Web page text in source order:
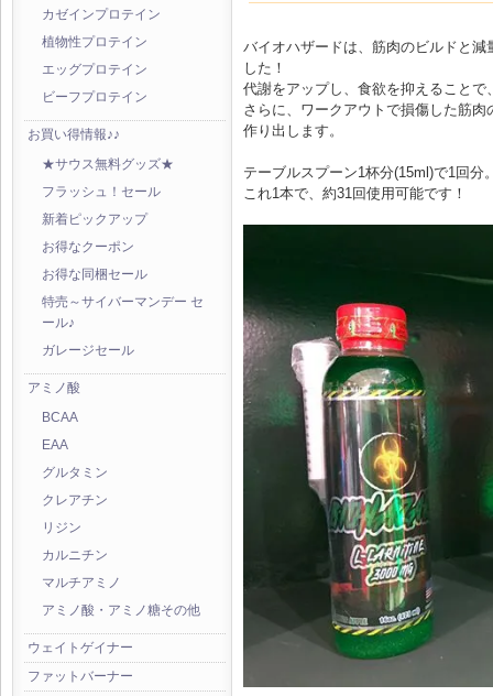
カゼインプロテイン
植物性プロテイン
エッグプロテイン
ビーフプロテイン
お買い得情報♪♪
★サウス無料グッズ★
フラッシュ！セール
新着ピックアップ
お得なクーポン
お得な同梱セール
特売～サイバーマンデー セ
ール♪
ガレージセール
アミノ酸
BCAA
EAA
グルタミン
クレアチン
リジン
カルニチン
マルチアミノ
アミノ酸・アミノ糖その他
ウェイトゲイナー
ファットバーナー
バイオハザードは、筋肉のビルドと
した！
代謝をアップし、食欲を抑えることで
さらに、ワークアウトで損傷した筋
作り出します。
テーブルスプーン1杯分(15ml)で1回分
これ1本で、約31回使用可能です！